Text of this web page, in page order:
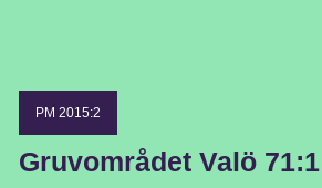
PM 2015:2
Gruvområdet Valö 71:1